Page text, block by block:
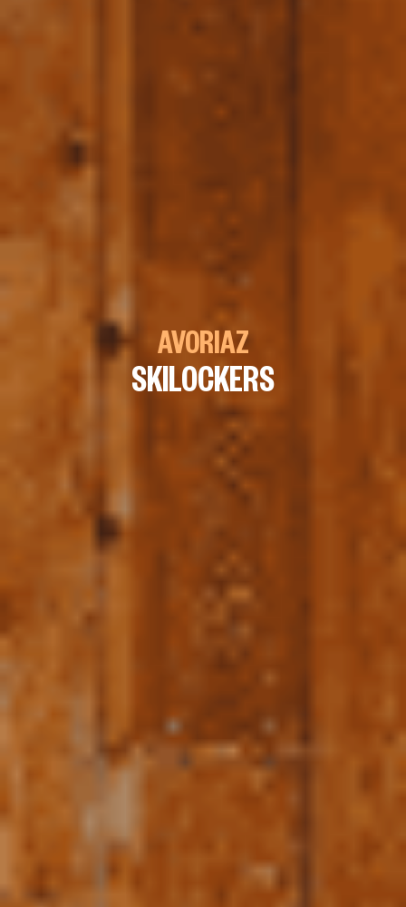
AVORIAZ
SKILOCKERS